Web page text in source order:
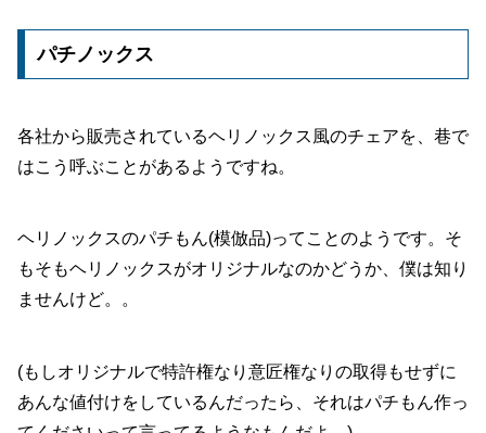
パチノックス
各社から販売されているヘリノックス風のチェアを、巷で
はこう呼ぶことがあるようですね。
ヘリノックスのパチもん(模倣品)ってことのようです。そ
もそもヘリノックスがオリジナルなのかどうか、僕は知り
ませんけど。。
(もしオリジナルで特許権なり意匠権なりの取得もせずに
あんな値付けをしているんだったら、それはパチもん作っ